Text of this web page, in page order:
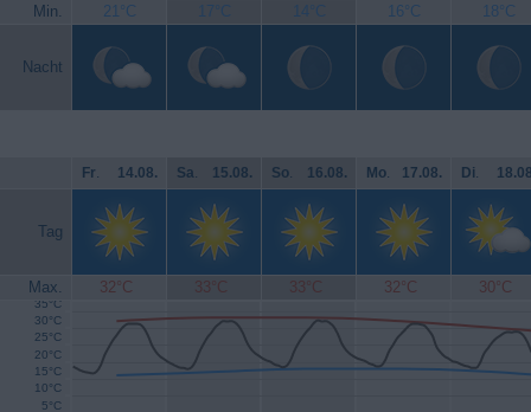
Min. 21°C 17°C 14°C 16°C 18°C
Nacht
Fr. 14.08. Sa. 15.08. So. 16.08. Mo. 17.08. Di.
Tag
Max. 32°C 33°C 33°C 32°C 30°C
5°C
10°C
15°C
20°C
25°C
30°C
35°C